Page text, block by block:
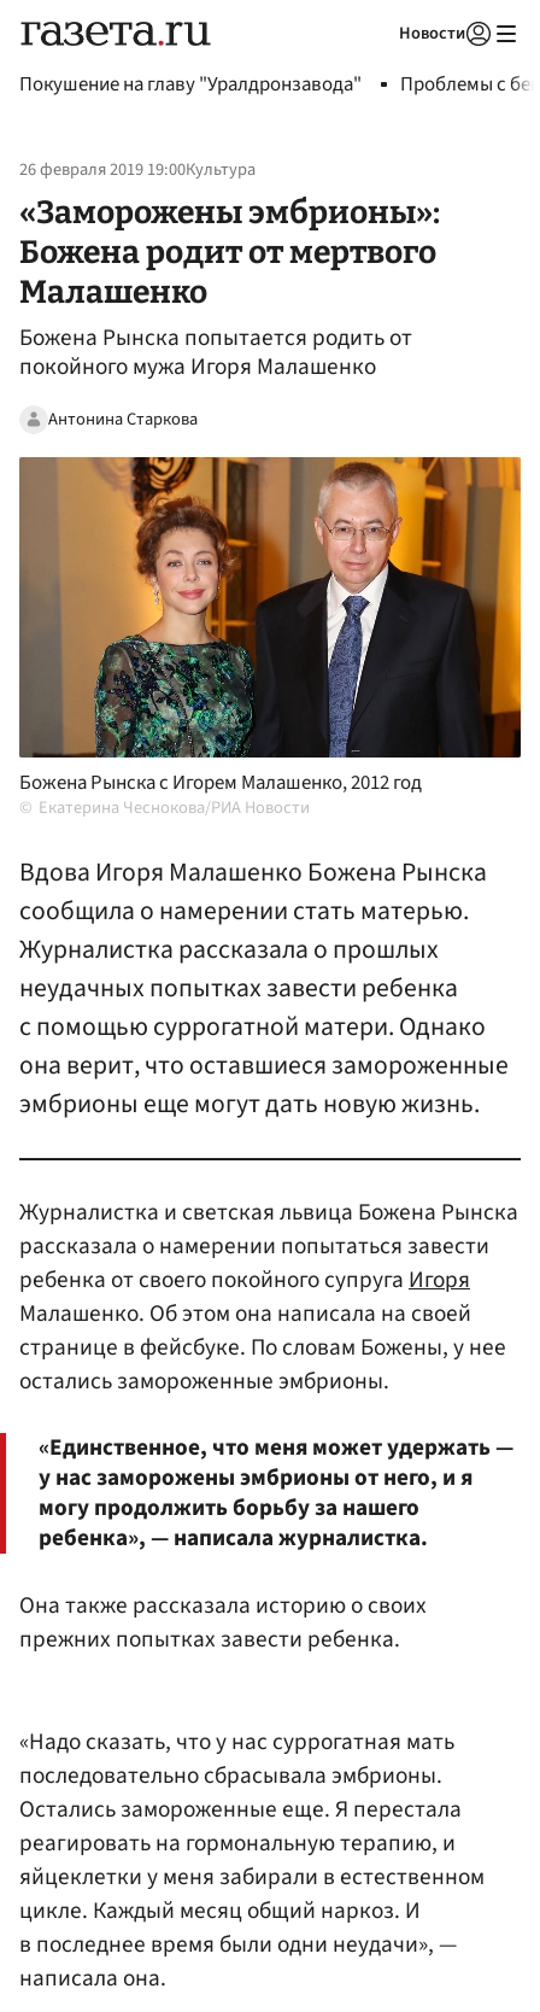
Новости
Покушение на главу "Уралдронзавода" Проблемы с
26 февраля 2019 19:00Культура
«Заморожены эмбрионы»:
Божена родит от мертвого
Малашенко
Божена Рынска попытается родить от
покойного мужа Игоря Малашенко
Антонина Старкова
Божена Рынска с Игорем Малашенко, 2012 год
Екатерина Чеснокова/РИА Новости
Вдова Игоря Малашенко Божена Рынска
сообщила о намерении стать матерью.
Журналистка рассказала о прошлых
неудачных попытках завести ребенка
с помощью суррогатной матери. Однако
она верит, что оставшиеся замороженные
эмбрионы еще могут дать новую жизнь.
Журналистка и светская львица Божена Рынска
рассказала о намерении попытаться завести
ребенка от своего покойного супругаИгоря
Малашенко. Об этом она написала на своей
странице в фейсбуке. По словам Божены, у нее
остались замороженные эмбрионы.
«Единственное, что меня может удержать —
у нас заморожены эмбрионы от него, и я
могу продолжить борьбу за нашего
ребенка», — написала журналистка.
Она также рассказала историю о своих
прежних попытках завести ребенка.
«Надо сказать, что у нас суррогатная мать
последовательно сбрасывала эмбрионы.
Остались замороженные еще. Я перестала
реагировать на гормональную терапию, и
яйцеклетки у меня забирали в естественном
цикле. Каждый месяц общий наркоз. И
в последнее время были одни неудачи», —
написала она.